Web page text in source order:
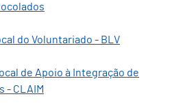
do Voluntariado - BLV
de Apoio à Integração de
- CLAIM